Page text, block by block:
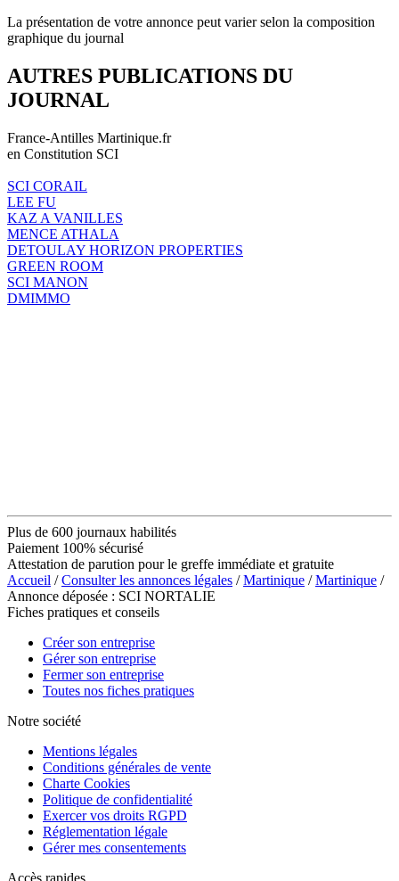
La présentation de votre annonce peut varier selon la composition
graphique du journal
AUTRES PUBLICATIONS DU
JOURNAL
France-Antilles Martinique.fr
en Constitution SCI
SCI CORAIL
LEE FU
KAZ A VANILLES
MENCE ATHALA
DETOULAY HORIZON PROPERTIES
GREEN ROOM
SCI MANON
DMIMMO
Plus de 600 journaux habilités
Paiement 100% sécurisé
Attestation de parution pour le greffe immédiate et gratuite
Accueil /Consulter les annonces légales /Martinique /Martinique /
Annonce déposée : SCI NORTALIE
Fiches pratiques et conseils
Créer son entreprise
Gérer son entreprise
Fermer son entreprise
Toutes nos fiches pratiques
Notre société
Mentions légales
Conditions générales de vente
Charte Cookies
Politique de confidentialité
Exercer vos droits RGPD
Réglementation légale
Gérer mes consentements
Accès rapides